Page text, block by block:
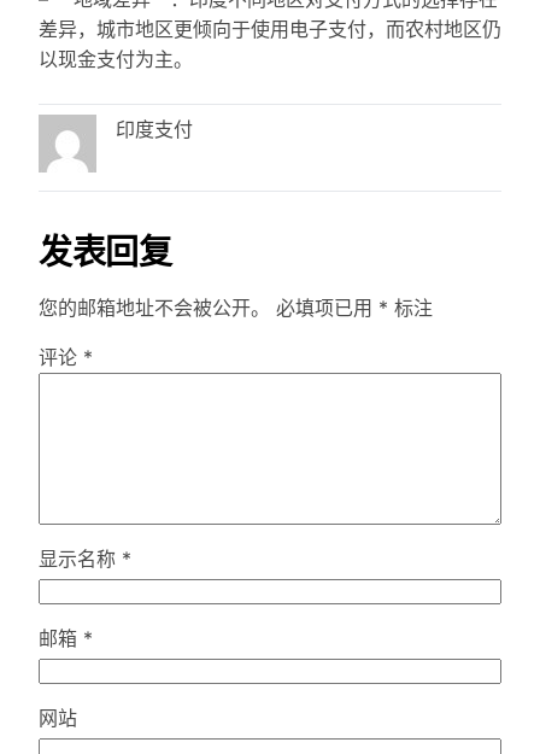
差异，城市地区更倾向于使用电子支付，而农村地区仍
以现金支付为主。
印度支付
发表回复
您的邮箱地址不会被公开。 必填项已用 * 标注
评论 *
显示名称 *
邮箱 *
网站